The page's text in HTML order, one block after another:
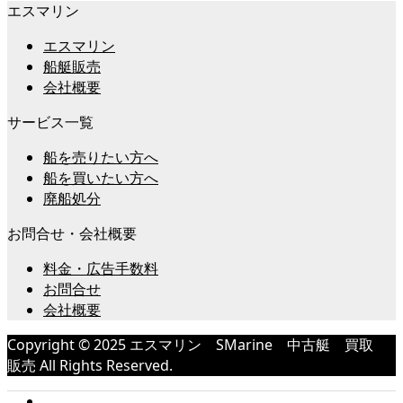
エスマリン
エスマリン
船艇販売
会社概要
サービス一覧
船を売りたい方へ
船を買いたい方へ
廃船処分
お問合せ・会社概要
料金・広告手数料
お問合せ
会社概要
Copyright © 2025 エスマリン SMarine 中古艇 買取
販売 All Rights Reserved.